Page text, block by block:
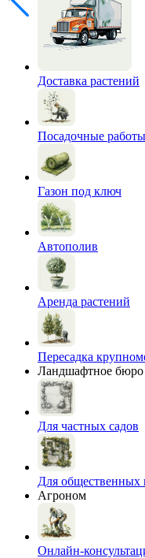
Доставка растений
Посадочные работы
Газон под ключ
Автополив
Аренда растений
Пересадка
Ландшафтное бюро
Для частных садов
Для общественных
Агроном
Онлайн-